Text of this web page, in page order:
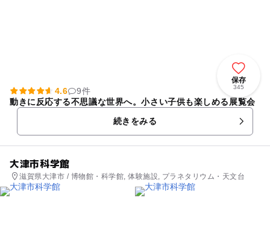
保存
345
4.6
9件
動きに反応する不思議な世界へ。小さい子供も楽しめる展覧会
続きをみる
大津市科学館
滋賀県大津市 / 博物館・科学館, 体験施設, プラネタリウム・天文台